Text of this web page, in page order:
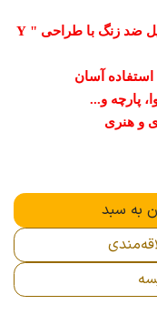
دارای تیغه های تیز و بادوام از جنس استیل ضد زنگ با طراحی " Y
استفاده آسان
پارچه و...
و هنری
به سبد